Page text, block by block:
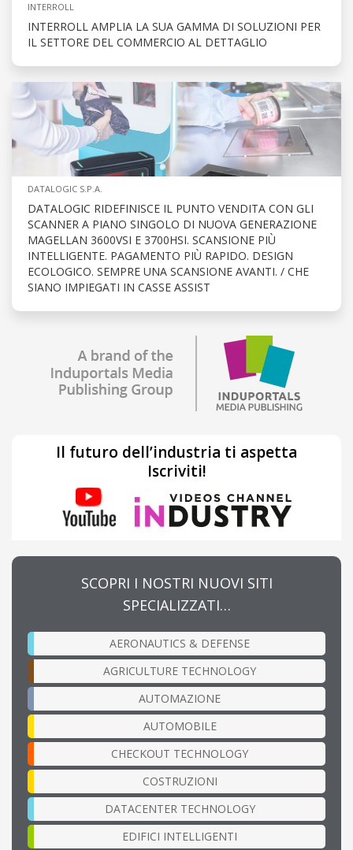
INTERROLL
INTERROLL AMPLIA LA SUA GAMMA DI SOLUZIONI PER
IL SETTORE DEL COMMERCIO AL DETTAGLIO
DATALOGIC S.P.A.
DATALOGIC RIDEFINISCE IL PUNTO VENDITA CON GLI
SCANNER A PIANO SINGOLO DI NUOVA GENERAZIONE
MAGELLAN 3600VSI E 3700HSI. SCANSIONE PIÙ
INTELLIGENTE. PAGAMENTO PIÙ RAPIDO. DESIGN
ECOLOGICO. SEMPRE UNA SCANSIONE AVANTI. / CHE
SIANO IMPIEGATI IN CASSE ASSIST
Il futuro dell’industria ti aspetta
Iscriviti!
SCOPRI I NOSTRI NUOVI SITI
SPECIALIZZATI…
AERONAUTICS & DEFENSE
AGRICULTURE TECHNOLOGY
AUTOMAZIONE
AUTOMOBILE
CHECKOUT TECHNOLOGY
COSTRUZIONI
DATACENTER TECHNOLOGY
EDIFICI INTELLIGENTI